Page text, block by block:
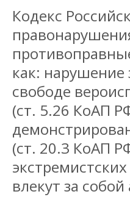
Кодекс
как: нарушение
свободе
(ст. 5.26 КоАП
(ст. 20.3 КоАП
влекут за